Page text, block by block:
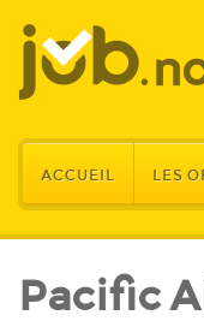
ACCUEIL LES
Pacific